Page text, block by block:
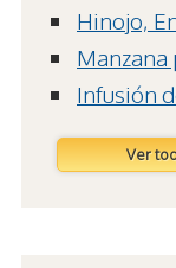
Hinojo,
Manzana
Infusión
Ver